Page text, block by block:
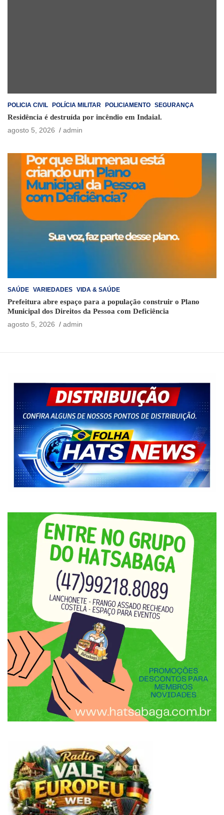
POLICIA CIVIL POLÍCIA MILITAR POLICIAMENTO SEGURANÇA
Residência é destruída por incêndio em Indaial.
agosto 5, 2026
admin
SAÚDE VARIEDADES VIDA & SAÚDE
Prefeitura abre espaço para a população construir o Plano
Municipal dos Direitos da Pessoa com Deficiência
agosto 5, 2026
admin